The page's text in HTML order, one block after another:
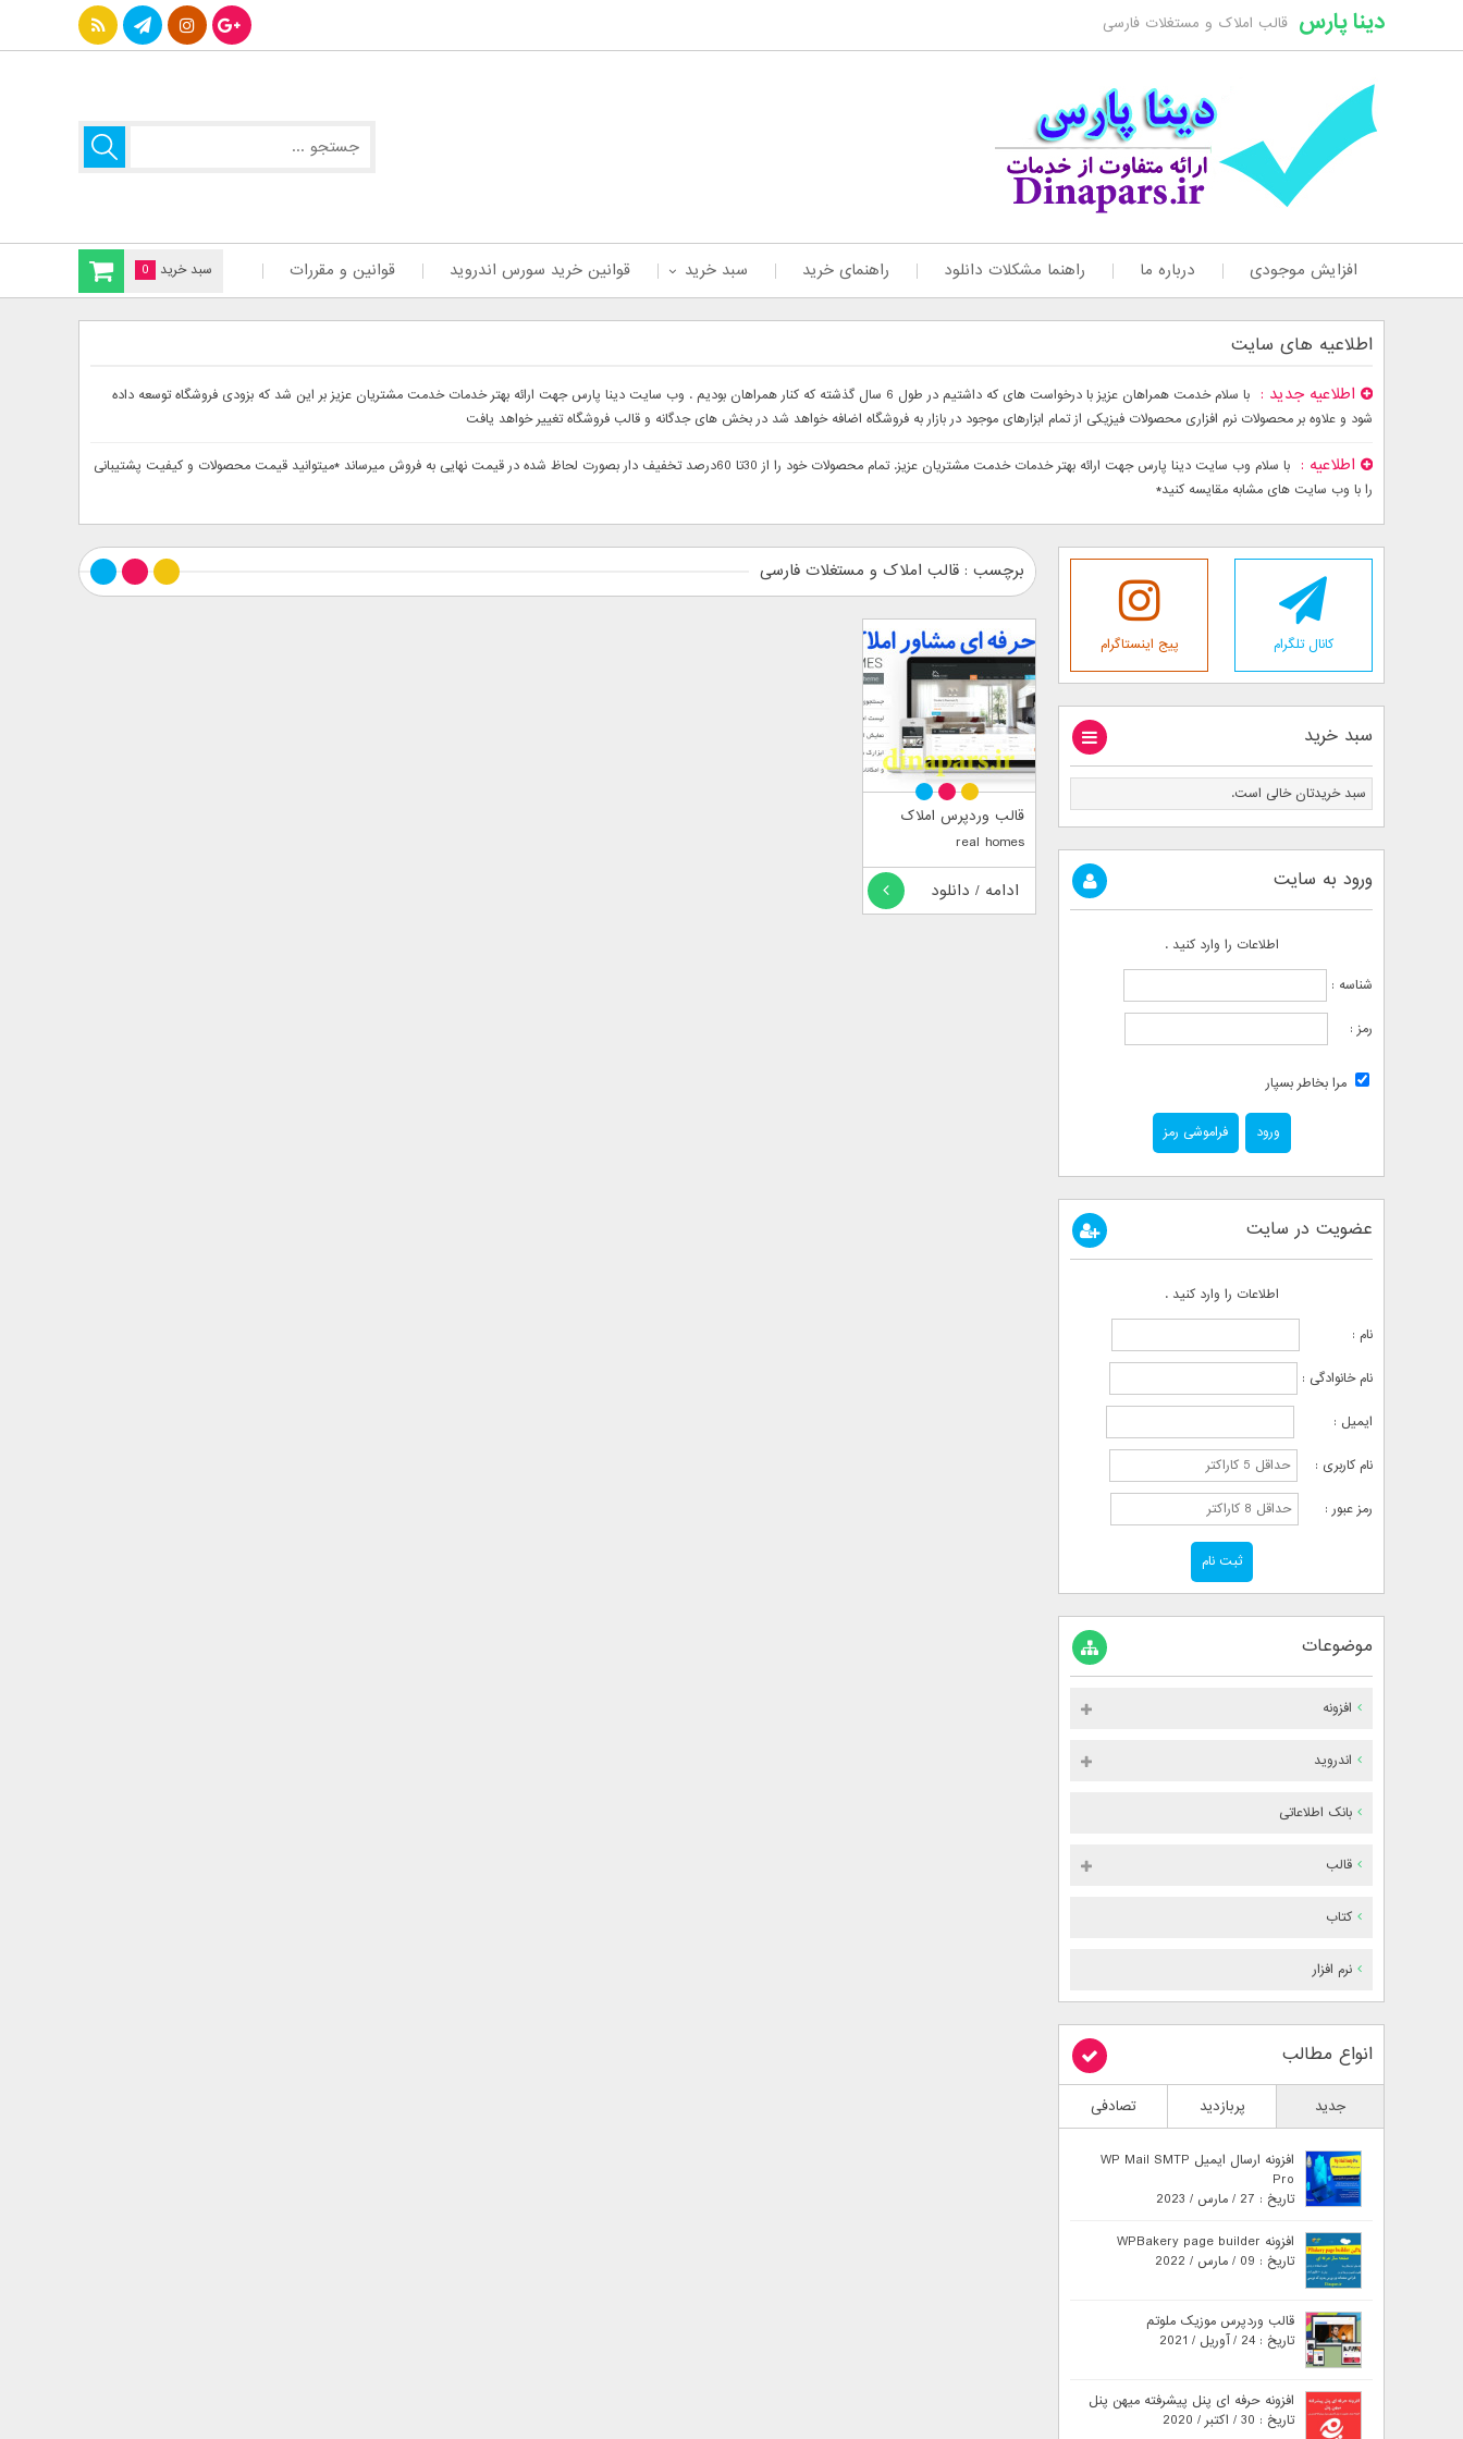
دینا پارس قالب املاک و مستغلات فارسی
سبد خرید 0 افزایش موجودی درباره ما راهنما مشکلات دانلود راهنمای خرید سبد خرید قوانین خرید سورس اندروید قوانین و مقررات
اطلاعیه های سایت
اطلاعیه جدید
با سلام خدمت همراهان عزیز با درخواست های که داشتیم در طول 6 سال گذشته که کنار همراهان بودیم . وب سایت دینا پارس جهت ارائه بهتر خدمات خدمت مشتریان عزیز بر این شد که بزودی فروشگاه توسعه داده
شود و علاوه بر محصولات نرم افزاری محصولات فیزیکی از تمام ابزارهای موجود در بازار به فروشگاه اضافه خواهد شد در بخش های جدگانه و قالب فروشگاه تغییر خواهد یافت
اطلاعیه
با سلام وب سایت دینا پارس جهت ارائه بهتر خدمات خدمت مشتریان عزیز. تمام محصولات خود را از 30تا 60درصد تخفیف دار بصورت لحاظ شده در قیمت نهایی به فروش میرساند *میتوانید قیمت محصولات و کیفیت پشتیبانی
را با وب سایت های مشابه مقایسه کنید*
برچسب : قالب املاک و مستغلات فارسی
قالب وردپرس املاک
real homes
ادامه / دانلود
کانال تلگرام پیج اینستاگرام
سبد خرید
سبد خریدتان خالی است.
ورود به سایت
اطلاعات را وارد کنید .
شناسه :
رمز :
مرا بخاطر بسپار
فراموشی رمز
عضویت در سایت
اطلاعات را وارد کنید .
نام :
نام خانوادگی :
ایمیل :
نام کاربری :
رمز عبور :
موضوعات
افزونه
اندروید
بانک اطلاعاتی
قالب
کتاب
نرم افزار
انواع مطالب
جدید پربازدید تصادفی
افزونه ارسال ایمیل WP Mail SMTP
Pro
تاریخ : 27 / مارس / 2023
افزونه WPBakery page builder
تاریخ : 09 / مارس / 2022
قالب وردپرس موزیک ملوتم
تاریخ : 24 / آوریل / 2021
افزونه حرفه ای پنل پیشرفته میهن پنل
تاریخ : 30 / اکتبر / 2020